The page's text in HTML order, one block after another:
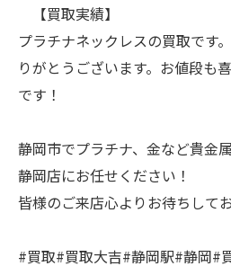
【買取実績】
プラチナネックレスの買取です
りがとうございます。お値段も
です！
静岡市でプラチナ、金など貴金
静岡店にお任せください！
皆様のご来店心よりお待ちして
#買取#買取大吉#静岡駅#静岡#